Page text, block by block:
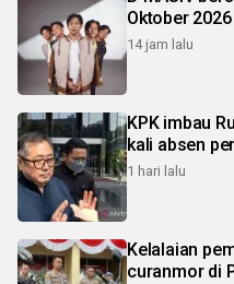
Oktober 2026
14 jam lalu
KPK imbau
kali absen
1 hari lalu
Kelalaian
curanmor di